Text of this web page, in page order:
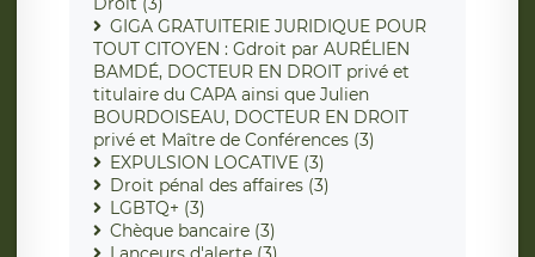
GIGA GRATUITERIE JURIDIQUE POUR
TOUT CITOYEN : Gdroit par AURÉLIEN
BAMDÉ, DOCTEUR EN DROIT privé et
titulaire du CAPA ainsi que Julien
BOURDOISEAU, DOCTEUR EN DROIT
privé et Maître de Conférences (3)
EXPULSION LOCATIVE (3)
Droit pénal des affaires (3)
LGBTQ+ (3)
Chèque bancaire (3)